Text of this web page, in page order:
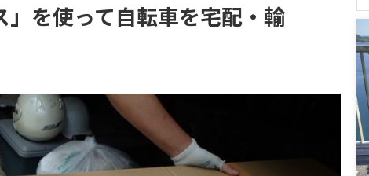
を使って自転車を宅配・輸